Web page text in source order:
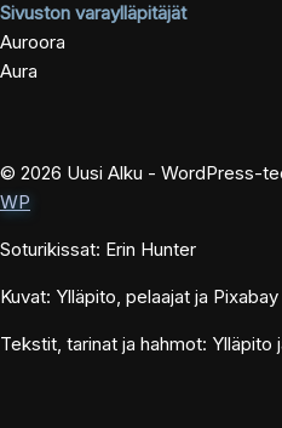
Sivuston varaylläpitäjät
Auroora
Aura
© 2026 Uusi Alku - WordPress-
WP
Soturikissat: Erin Hunter
Kuvat: Ylläpito, pelaajat ja Pixabay
Tekstit, tarinat ja hahmot: Ylläpito